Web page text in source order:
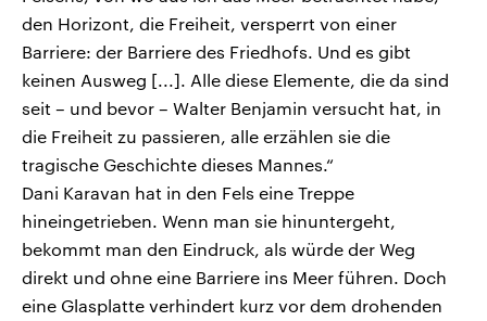
den Horizont, die Freiheit, versperrt von einer
Barriere: der Barriere des Friedhofs. Und es gibt
keinen Ausweg [...]. Alle diese Elemente, die da sind
seit – und bevor – Walter Benjamin versucht hat, in
die Freiheit zu passieren, alle erzählen sie die
tragische Geschichte dieses Mannes.“
Dani Karavan hat in den Fels eine Treppe
hineingetrieben. Wenn man sie hinuntergeht,
bekommt man den Eindruck, als würde der Weg
direkt und ohne eine Barriere ins Meer führen. Doch
eine Glasplatte verhindert kurz vor dem drohenden